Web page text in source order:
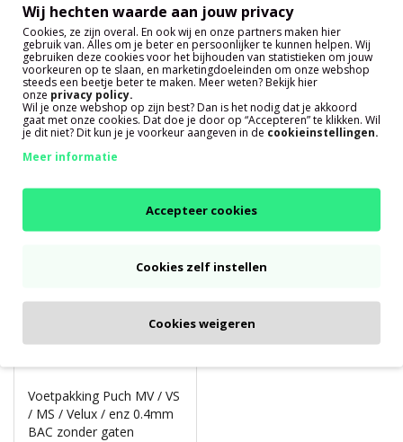
Pakkingset Sachs 50/5 7-
delig
/ MV / VS / MS / Velux /
enz 0.4mm BAC
€ 1,65
Voetpakking Puch MV / VS
/ MS / Velux / enz 0.4mm
BAC zonder gaten
Wij hechten waarde aan jouw privacy
Cookies, ze zijn overal. En ook wij en onze partners maken hier
gebruik van. Alles om je beter en persoonlijker te kunnen helpen. Wij
gebruiken deze cookies voor het bijhouden van statistieken om jouw
voorkeuren op te slaan, en marketingdoeleinden om onze webshop
steeds een beetje beter te maken. Meer weten? Bekijk hier
onze privacy policy.
Wil je onze webshop op zijn best? Dan is het nodig dat je akkoord
gaat met onze cookies. Dat doe je door op “Accepteren” te klikken. Wil
je dit niet? Dit kun je je voorkeur aangeven in de cookieinstellingen.
Meer informatie
Accepteer cookies
Cookies zelf instellen
Cookies weigeren